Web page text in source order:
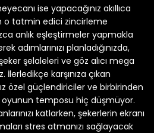
ise yapacağınız akıllıca
o tatmin edici zincirleme
anlık eşleştirmeler yapmakla
adımlarınızı planladığınızda,
şelaleleri ve göz alıcı mega
karşınıza çıkan
özel güçlendiriciler ve birbirinden
oyunun temposu hiç düşmüyor.
katlarken, şekerlerin ekranı
stres atmanızı sağlayacak